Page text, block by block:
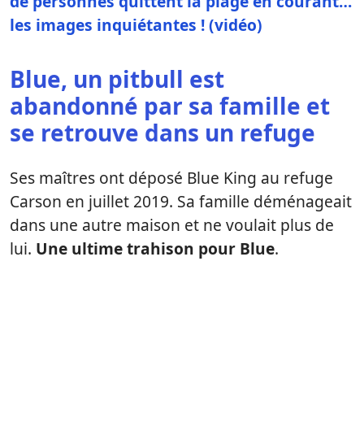
les images inquiétantes ! (vidéo)
Blue, un pitbull est
abandonné par sa famille et
se retrouve dans un refuge
Ses maîtres ont déposé Blue King au refuge
Carson en juillet 2019. Sa famille déménageait
dans une autre maison et ne voulait plus de
lui. Une ultime trahison pour Blue.